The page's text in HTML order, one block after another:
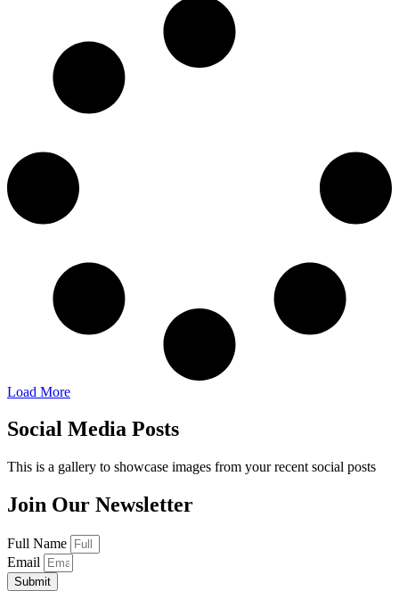
Load More
Social Media Posts
This is a gallery to showcase images from your recent social posts
Join Our Newsletter
Full Name
Email
Submit